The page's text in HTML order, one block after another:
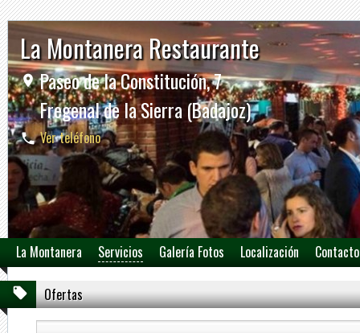
La Montanera Restaurante
Paseo de la Constitución, 7
Fregenal de la Sierra (Badajoz)
Ver teléfono
La Montanera Servicios Galería Fotos Localización
Ofertas